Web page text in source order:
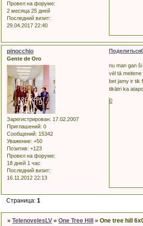
Провел на форуме:
2 месяца 25 дней
Последний визит:
29.04.2017 22:40
Поделиться
pinocchio
Gente de Oro
Зарегистрирован: 17.02.2007
Приглашений: 0
Сообщений: 15342
Уважение: +50
Позитив: +123
Провел на форуме:
18 дней 1 час
Последний визит:
16.11.2012 22:13
nu man gan
vēl tā
bet jamy ir tik
tikātri ka
0
Страница:1
»TelenovelesLV »One Tree Hill »One tree hill